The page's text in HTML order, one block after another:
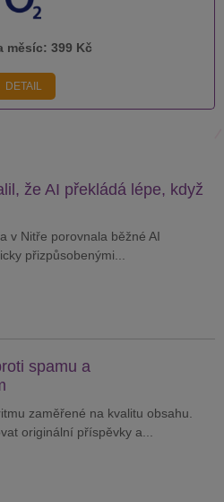
měsíc: 399 Kč
DETAIL
že AI překládá lépe, když
v Nitře porovnala běžné AI
přizpůsobenými...
spamu a
zaměřené na kvalitu obsahu.
originální příspěvky a...